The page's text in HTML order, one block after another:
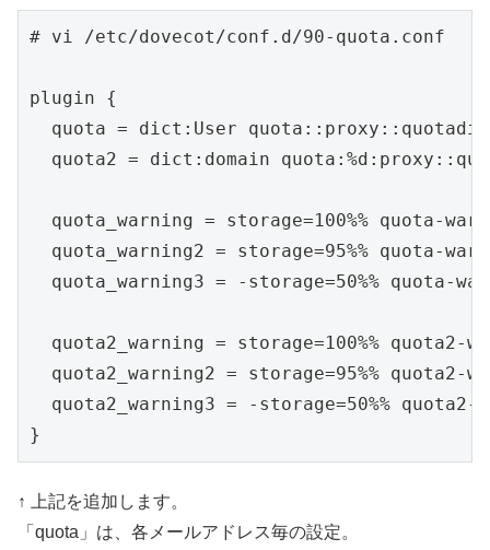
# vi /etc/dovecot/conf.d/90-quota.conf
plugin {
quota = dict:User
quota2 = dict:domain
quota_warning = storage=100%% quota-
quota_warning2 = storage=95%% quota-
quota_warning3 = -storage=50%% quota-
quota2_warning = storage=100%% quota2-
quota2_warning2 = storage=95%% quota2-
quota2_warning3 = -storage=50%% quota2-
}
↑ 上記を追加します。
「quota」は、各メールアドレス毎の設定。